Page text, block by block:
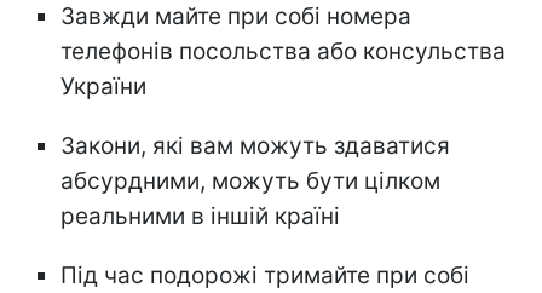
Завжди майте при собі номера
телефонів посольства або консульства
України
Закони, які вам можуть здаватися
абсурдними, можуть бути цілком
реальними в іншій країні
Під час подорожі тримайте при собі